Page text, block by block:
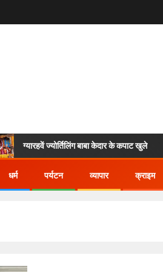
ग्यारहवें ज्योर्तिलिंग बाबा केदार के कपाट खुले
धर्म पर्यटन व्यापार क्राइम